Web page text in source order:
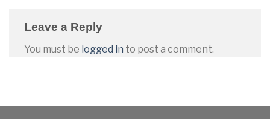
Leave a Reply
You must be logged in to post a comment.